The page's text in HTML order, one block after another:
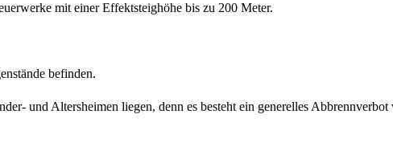
mit einer Effektsteighöhe bis zu 200 Meter.
befinden.
und Altersheimen liegen, denn es besteht ein generelles